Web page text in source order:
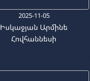
2025-11-05
Իսկաջյան Արմինե
Հովհաննեսի